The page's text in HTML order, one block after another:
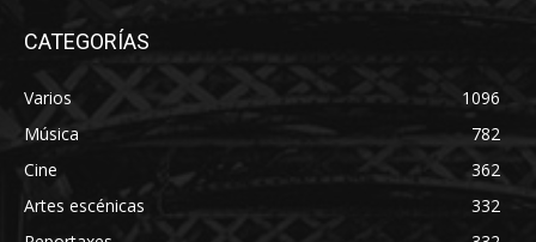
CATEGORÍAS
Varios
1096
Música
782
Cine
362
Artes escénicas
332